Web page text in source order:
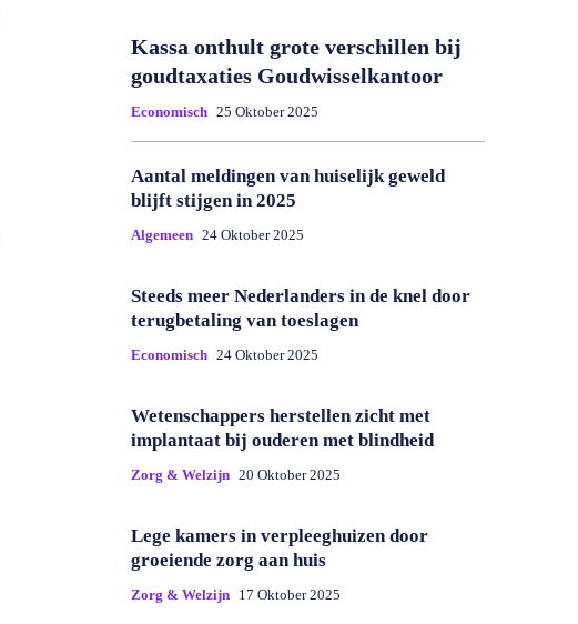
Kassa onthult grote verschillen bij
goudtaxaties Goudwisselkantoor
Economisch 25 Oktober 2025
Aantal meldingen van huiselijk geweld
blijft stijgen in 2025
Algemeen 24 Oktober 2025
Steeds meer Nederlanders in de knel door
terugbetaling van toeslagen
Economisch 24 Oktober 2025
Wetenschappers herstellen zicht met
implantaat bij ouderen met blindheid
Zorg & Welzijn 20 Oktober 2025
Lege kamers in verpleeghuizen door
groeiende zorg aan huis
Zorg & Welzijn 17 Oktober 2025